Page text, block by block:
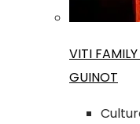
VITI
GUINOT